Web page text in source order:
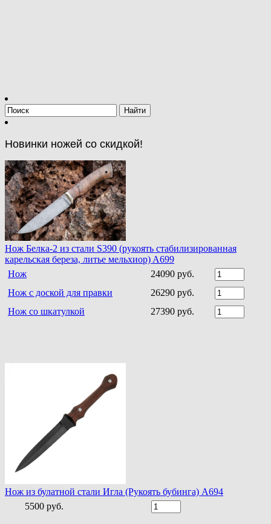
Новинки ножей со скидкой!
Нож Белка-2 из стали S390 (рукоять стабилизированная
карельская береза, литье мельхиор) A699
Нож
24090 руб.
Нож с доской для правки
26290 руб.
Нож со шкатулкой
27390 руб.
Нож из булатной стали Игла (Рукоять бубинга) A694
5500 руб.